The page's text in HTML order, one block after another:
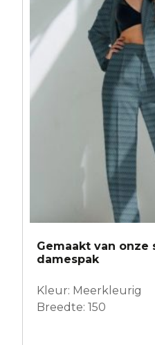
Gemaakt van
damespak
Kleur: Meerkleurig
Breedte: 150